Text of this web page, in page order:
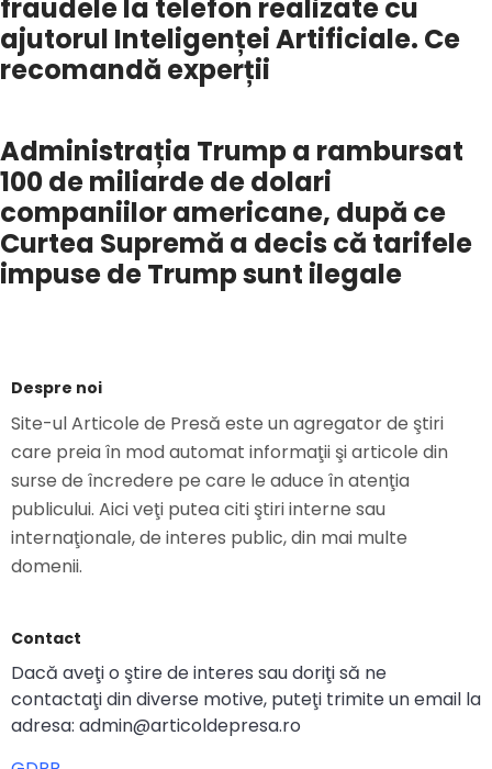
fraudele la telefon realizate cu
ajutorul Inteligenței Artificiale. Ce
recomandă experții
Administrația Trump a rambursat
100 de miliarde de dolari
companiilor americane, după ce
Curtea Supremă a decis că tarifele
impuse de Trump sunt ilegale
Despre noi
Site-ul Articole de Presă este un agregator de ştiri
care preia în mod automat informaţii şi articole din
surse de încredere pe care le aduce în atenţia
publicului. Aici veţi putea citi ştiri interne sau
internaţionale, de interes public, din mai multe
domenii.
Contact
Dacă aveţi o ştire de interes sau doriţi să ne
contactaţi din diverse motive, puteţi trimite un email la
adresa: admin@articoldepresa.ro